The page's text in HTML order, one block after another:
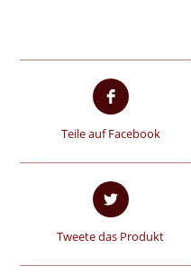
Teile auf Facebook
Tweete das Produkt